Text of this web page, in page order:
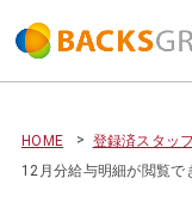
HOME 登録済スタッ
12月分給与明細が閲覧で